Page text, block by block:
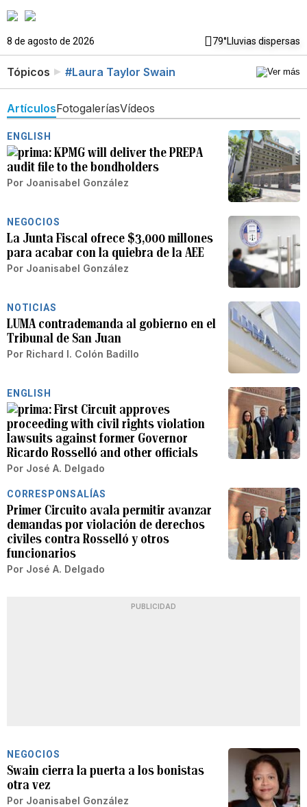
8 de agosto de 2026 79°Lluvias dispersas
Tópicos #Laura Taylor Swain
ArtículosFotogaleríasVídeos
ENGLISH
KPMG will deliver the PREPA
audit file to the bondholders
Por Joanisabel González
NEGOCIOS
La Junta Fiscal ofrece $3,000 millones
para acabar con la quiebra de la AEE
Por Joanisabel González
NOTICIAS
LUMA contrademanda al gobierno en el
Tribunal de San Juan
Por Richard I. Colón Badillo
ENGLISH
First Circuit approves
proceeding with civil rights violation
lawsuits against former Governor
Ricardo Rosselló and other officials
Por José A. Delgado
CORRESPONSALÍAS
Primer Circuito avala permitir avanzar
demandas por violación de derechos
civiles contra Rosselló y otros
funcionarios
Por José A. Delgado
PUBLICIDAD
NEGOCIOS
Swain cierra la puerta a los bonistas
otra vez
Por Joanisabel González